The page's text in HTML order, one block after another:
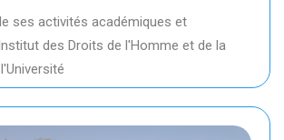
ses activités académiques et
des Droits de l'Homme et de la